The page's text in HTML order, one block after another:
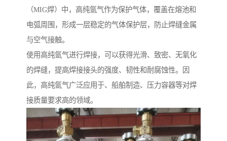
（MIG焊）中，高纯氩气作为保护气体，覆盖在熔池和
电弧周围，形成一层稳定的气体保护层，防止焊缝金属
与空气接触。
使用高纯氩气进行焊接，可以获得光滑、致密、无氧化
的焊缝，提高焊接接头的强度、韧性和耐腐蚀性。因
此，高纯氩气广泛应用于、船舶制造、压力容器等对焊
接质量要求高的领域。